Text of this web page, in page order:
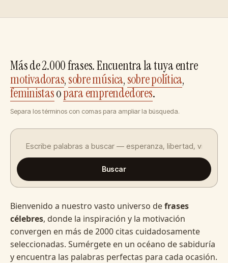
Más de 2.000 frases. Encuentra la tuya entre
motivadoras,sobre música,sobre política,
feministasopara emprendedores.
Separa los términos con comas para ampliar la búsqueda.
Buscar
Bienvenido a nuestro vasto universo defrases
célebres, donde la inspiración y la motivación
convergen en más de 2000 citas cuidadosamente
seleccionadas. Sumérgete en un océano de sabiduría
y encuentra las palabras perfectas para cada ocasión.